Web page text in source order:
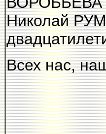
Николай
Всех нас,